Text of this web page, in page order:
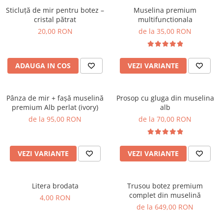
Sticluță de mir pentru botez –
cristal pătrat
20,00 RON
ADAUGA IN COS
Muselina premium
multifunctionala
de la 35,00 RON
VEZI VARIANTE
Pânza de mir + fașă muselină
premium Alb perlat (ivory)
de la 95,00 RON
VEZI VARIANTE
Prosop cu gluga din muselina
alb
de la 70,00 RON
VEZI VARIANTE
Litera brodata
4,00 RON
Trusou botez premium
complet din muselină
de la 649,00 RON